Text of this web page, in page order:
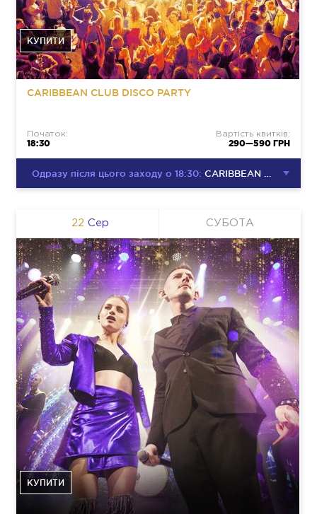
КУПИТИ
CARIBBEAN CLUB DISCO PARTY
Початок:
18:30
Вартість квитків:
290—590 ГРН
Одразу після цього заходу о 18:30: CARIBBEAN CLUB DISCO PARTY
КУПИТИ
Сер
22 СУБОТА